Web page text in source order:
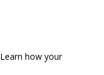
Learn how your